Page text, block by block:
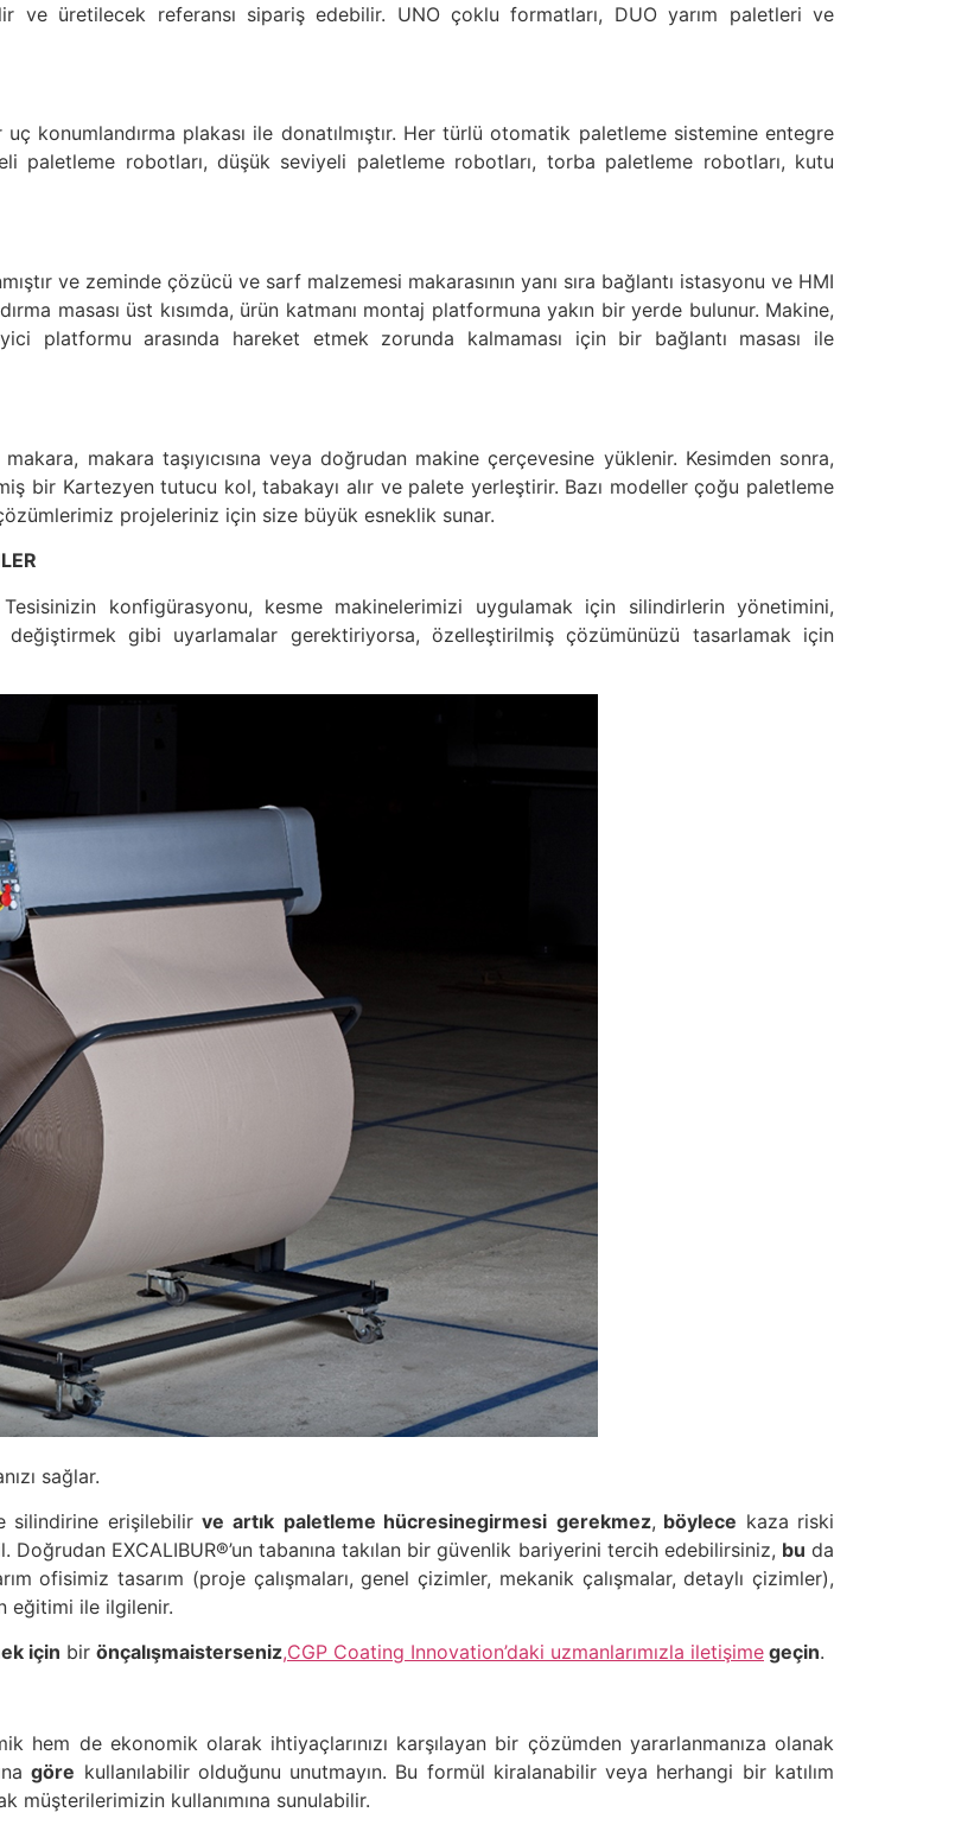
ve üretilecek referansı sipariş edebilir. UNO çoklu formatları, DUO yarım paletleri ve
konumlandırma plakası ile donatılmıştır. Her türlü otomatik paletleme sistemine entegre
paletleme robotları, düşük seviyeli paletleme robotları, torba paletleme robotları, kutu
ve zeminde çözücü ve sarf malzemesi makarasının yanı sıra bağlantı istasyonu ve HMI
masası üst kısımda, ürün katmanı montaj platformuna yakın bir yerde bulunur. Makine,
platformu arasında hareket etmek zorunda kalmaması için bir bağlantı masası ile
makara taşıyıcısına veya doğrudan makine çerçevesine yüklenir. Kesimden sonra,
bir Kartezyen tutucu kol, tabakayı alır ve palete yerleştirir. Bazı modeller çoğu paletleme
projeleriniz için size büyük esneklik sunar.
konfigürasyonu, kesme makinelerimizi uygulamak için silindirlerin yönetimini,
gibi uyarlamalar gerektiriyorsa, özelleştirilmiş çözümünüzü tasarlamak için
sağlar.
silindirine erişilebilir ve artık paletleme hücresinegirmesi gerekmez, böylece kaza riski
EXCALIBUR®’un tabanına takılan bir güvenlik bariyerini tercih edebilirsiniz, bu da
ofisimiz tasarım (proje çalışmaları, genel çizimler, mekanik çalışmalar, detaylı çizimler),
eğitimi ile ilgilenir.
için bir önçalışmaisterseniz,CGP Coating Innovation’daki uzmanlarımızla iletişime geçin.
hem de ekonomik olarak ihtiyaçlarınızı karşılayan bir çözümden yararlanmanıza olanak
göre kullanılabilir olduğunu unutmayın. Bu formül kiralanabilir veya herhangi bir katılım
kullanımına sunulabilir.